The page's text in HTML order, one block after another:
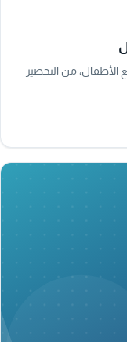
الأطفال، من التحضير